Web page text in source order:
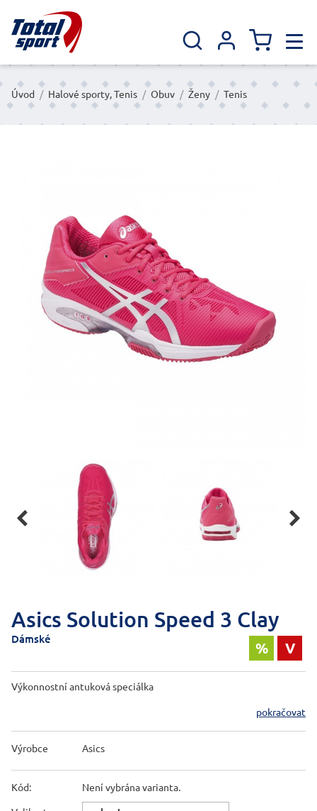
Úvod / Halové sporty, Tenis / Obuv / Ženy / Tenis
 
Asics Solution Speed 3 Clay
% V
Dámské
Výkonnostní antuková speciálka
pokračovat
Výrobce Asics
Kód: Není vybrána varianta.